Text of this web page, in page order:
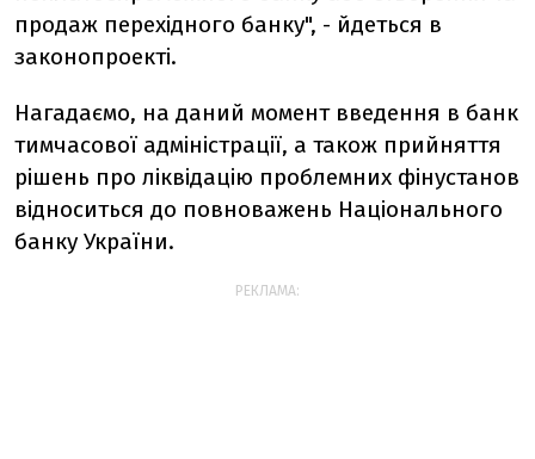
продаж перехідного банку", - йдеться в
законопроекті.
Нагадаємо, на даний момент введення в банк
тимчасової адміністрації, а також прийняття
рішень про ліквідацію проблемних фінустанов
відноситься до повноважень Національного
банку України.
РЕКЛАМА: